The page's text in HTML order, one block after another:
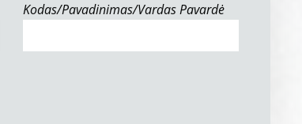
Kodas/Pavadinimas/Vardas Pavardė